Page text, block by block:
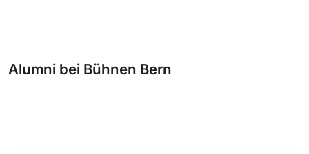
Alumni bei Bühnen Bern